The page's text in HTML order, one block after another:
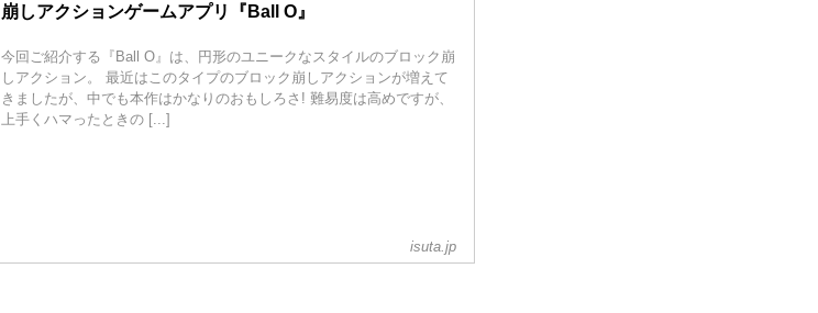
崩しアクションゲームアプリ『Ball O』
今回ご紹介する『Ball O』は、円形のユニークなスタイルのブロック崩
しアクション。 最近はこのタイプのブロック崩しアクションが増えて
きましたが、中でも本作はかなりのおもしろさ! 難易度は高めですが、
上手くハマったときの [...]
isuta.jp